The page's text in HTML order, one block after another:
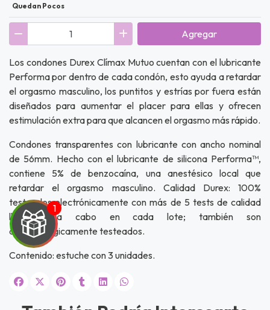
Quedan Pocos
Agregar
Los condones Durex Clímax Mutuo cuentan con el lubricante
Performa por dentro de cada condón, esto ayuda a retardar
el orgasmo masculino, los puntitos y estrías por fuera están
diseñados para aumentar el placer para ellas y ofrecen
estimulación extra para que alcancen el orgasmo más rápido.
Condones transparentes con lubricante con ancho nominal
de 56mm. Hecho con el lubricante de silicona Performa™,
contiene 5% de benzocaína, una anestésico local que
retardar el orgasmo masculino. Calidad Durex: 100%
testeados electrónicamente con más de 5 tests de calidad
llevados a cabo en cada lote; también son
dermatológicamente testeados.
Contenido: estuche con 3 unidades.